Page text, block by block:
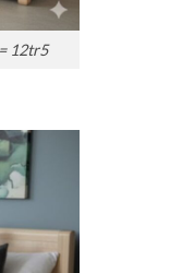
12tr5